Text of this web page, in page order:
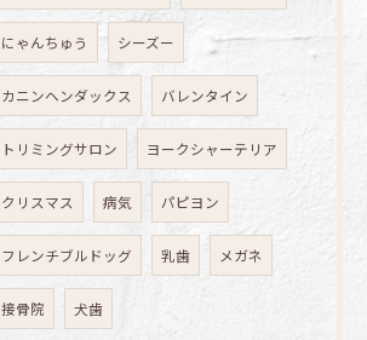
にゃんちゅう シーズー
カニンヘンダックス バレンタイン
トリミングサロン ヨークシャーテリア
クリスマス 病気 パピヨン
フレンチブルドッグ 乳歯 メガネ
接骨院 犬歯